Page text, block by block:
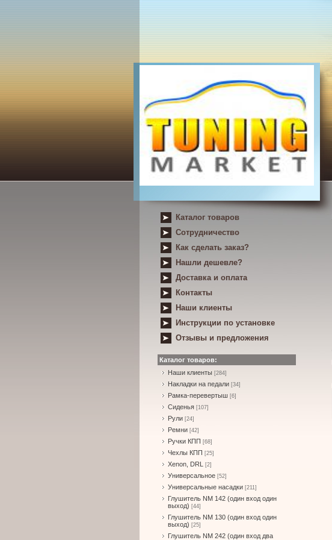
Каталог товаров
Сотрудничество
Как сделать заказ?
Нашли дешевле?
Доставка и оплата
Контакты
Наши клиенты
Инструкции по установке
Отзывы и предложения
Каталог товаров:
Наши клиенты [284]
Накладки на педали [34]
Рамка-перевертыш [6]
Сиденья [107]
Рули [24]
Ремни [42]
Ручки КПП [68]
Чехлы КПП [25]
Xenon, DRL [2]
Универсальное [52]
Универсальные насадки [211]
Глушитель NM 142 (один вход один
выход) [44]
Глушитель NM 130 (один вход один
выход) [25]
Глушитель NM 242 (один вход два